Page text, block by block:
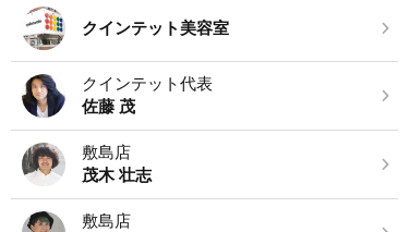
クインテット美容室
クインテット代表
佐藤 茂
敷島店
茂木 壮志
敷島店